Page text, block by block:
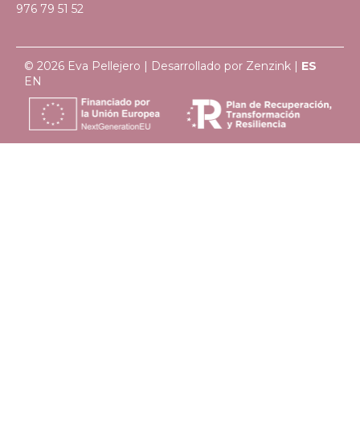
976 79 51 52
© 2026 Eva Pellejero | Desarrollado por Zenzink | ES
EN